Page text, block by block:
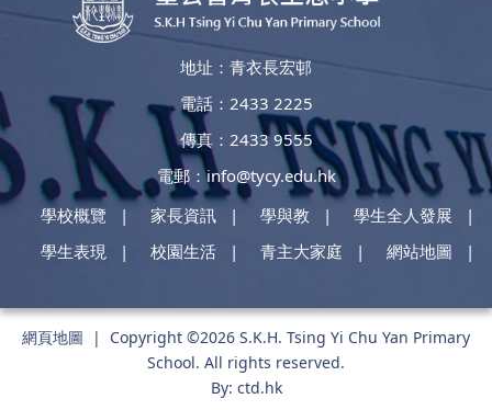
地址：青衣長宏邨
電話：2433 2225
傳真：2433 9555
電郵：info@tycy.edu.hk
學校概覽
家長資訊 學與教
學生全人發展
學生表現
校園生活 青主大家庭 網站地圖
網頁地圖 | Copyright ©2026 S.K.H. Tsing Yi Chu Yan Primary
School. All rights reserved.
By: ctd.hk